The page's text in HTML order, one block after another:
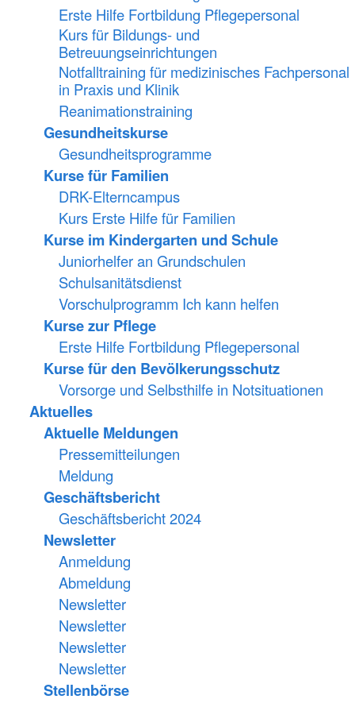
Erste Hilfe Fortbildung Pflegepersonal
Kurs für Bildungs- und
Betreuungseinrichtungen
Notfalltraining für medizinisches Fachpersonal
in Praxis und Klinik
Reanimationstraining
Gesundheitskurse
Gesundheitsprogramme
Kurse für Familien
DRK-Elterncampus
Kurs Erste Hilfe für Familien
Kurse im Kindergarten und Schule
Juniorhelfer an Grundschulen
Schulsanitätsdienst
Vorschulprogramm Ich kann helfen
Kurse zur Pflege
Erste Hilfe Fortbildung Pflegepersonal
Kurse für den Bevölkerungsschutz
Vorsorge und Selbsthilfe in Notsituationen
Aktuelles
Aktuelle Meldungen
Pressemitteilungen
Meldung
Geschäftsbericht
Geschäftsbericht 2024
Newsletter
Anmeldung
Abmeldung
Newsletter
Newsletter
Newsletter
Newsletter
Stellenbörse